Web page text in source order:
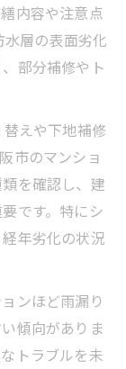
内容や注意点
層の表面劣化
部分補修やト
えや下地補修
市のマンショ
を確認し、建
です。特にシ
年劣化の状況
ンほど雨漏り
傾向がありま
トラブルを未